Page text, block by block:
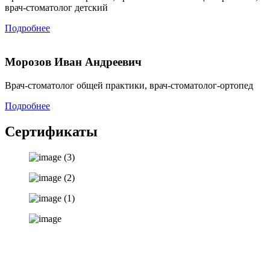
врач-стоматолог детский
Подробнее
Морозов Иван Андреевич
Врач-стоматолог общей практики, врач-стоматолог-ортопед
Подробнее
Сертификаты